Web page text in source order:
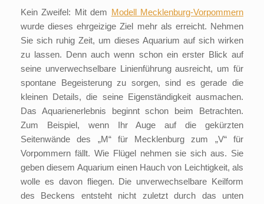
Kein Zweifel: Mit dem Modell Mecklenburg-Vorpommern
wurde dieses ehrgeizige Ziel mehr als erreicht. Nehmen
Sie sich ruhig Zeit, um dieses Aquarium auf sich wirken
zu lassen. Denn auch wenn schon ein erster Blick auf
seine unverwechselbare Linienführung ausreicht, um für
spontane Begeisterung zu sorgen, sind es gerade die
kleinen Details, die seine Eigenständigkeit ausmachen.
Das Aquarienerlebnis beginnt schon beim Betrachten.
Zum Beispiel, wenn Ihr Auge auf die gekürzten
Seitenwände des „M“ für Mecklenburg zum „V“ für
Vorpommern fällt. Wie Flügel nehmen sie sich aus. Sie
geben diesem Aquarium einen Hauch von Leichtigkeit, als
wolle es davon fliegen. Die unverwechselbare Keilform
des Beckens entsteht nicht zuletzt durch das unten